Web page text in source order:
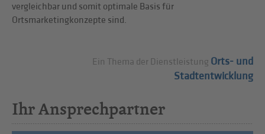
vergleichbar und somit optimale Basis für
Ortsmarketingkonzepte sind.
Ein Thema der Dienstleistung Orts- und
Stadtentwicklung
Ihr Ansprechpartner